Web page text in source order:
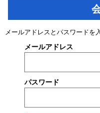
メールアドレスとパスワードを
メールアドレス
パスワード